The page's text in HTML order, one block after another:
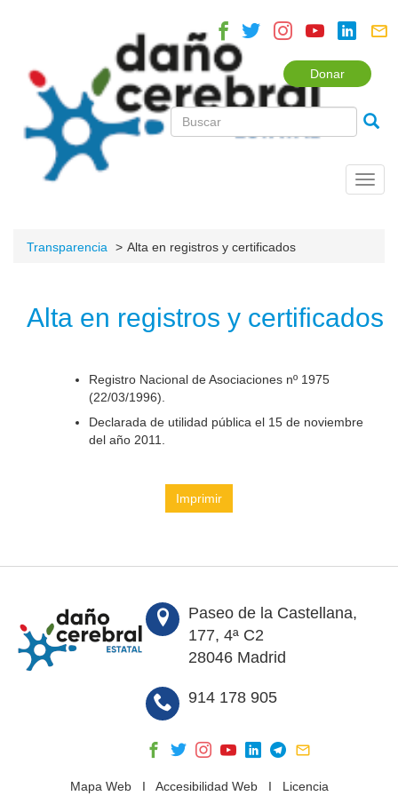
Donar
Transparencia Alta en registros y certificados
Alta en registros y certificados
Registro Nacional de Asociaciones nº 1975
(22/03/1996).
Declarada de utilidad pública el 15 de noviembre
del año 2011.
Imprimir
Paseo de la Castellana,
177, 4ª C2
28046 Madrid
914 178 905
Mapa WebI Accesibilidad WebI Licencia